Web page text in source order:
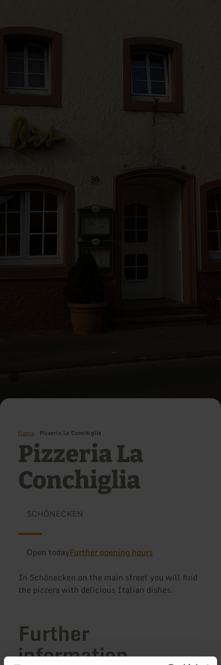
Home Pizzeria La Conchiglia
Pizzeria La
Conchiglia
SCHÖNECKEN
Open todayFurther opening hours
In Schönecken on the main street you will find
the pizzera with delicious Italian dishes.
Further
information